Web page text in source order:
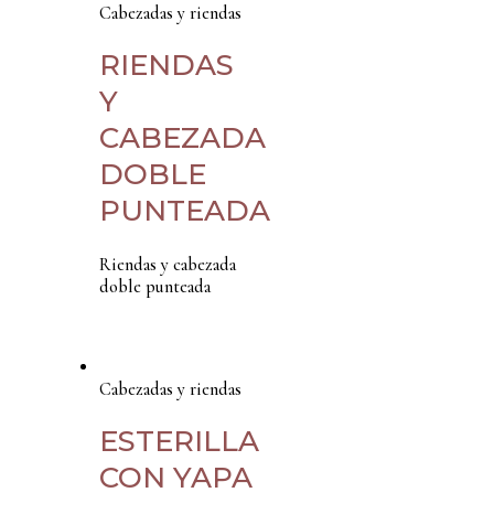
Cabezadas y riendas
RIENDAS
Y
CABEZADA
DOBLE
PUNTEADA
Riendas y cabezada
doble punteada
Cabezadas y riendas
ESTERILLA
CON YAPA